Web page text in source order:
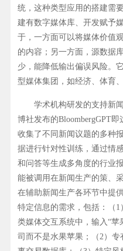
统，这种类型应用的搭建需
建有数字媒体库、开发赋予
于，一方面可以将媒体价值
的内容；另一方面，源数据
少，能降低输出偏误风险。
型媒体集团，如经济、体育
学术机构研发的支持新闻
博社发布的BloombergGPT
收集了不同新闻议题的多种
据进行针对性训练，通过情
和问答等生成多角度的行业
能被调用在新闻生产的策、
在辅助新闻生产各环节中提
特定信息的需求，包括：（
类媒体交互系统中，输入“苹
司而不是水果苹果；（2）